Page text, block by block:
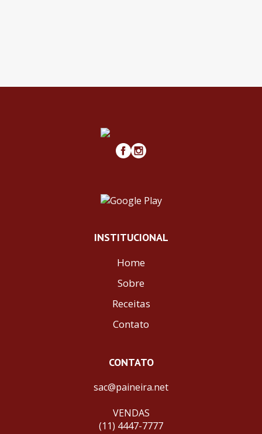
INSTITUCIONAL
Home
Sobre
Receitas
Contato
CONTATO
sac@paineira.net
VENDAS
(11) 4447-7777